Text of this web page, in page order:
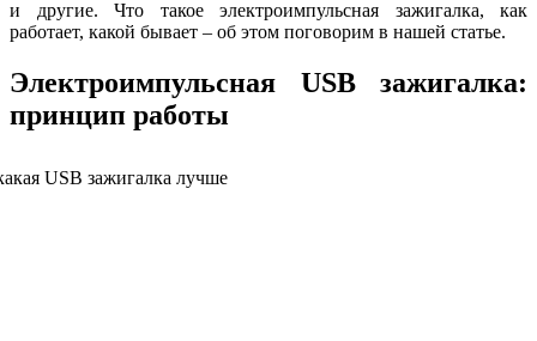
и другие. Что такое электроимпульсная зажигалка, как
работает, какой бывает – об этом поговорим в нашей статье.
Электроимпульсная USB зажигалка:
принцип работы